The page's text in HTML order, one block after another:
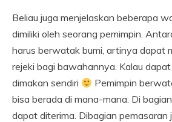
Beliau juga menjelaskan beberapa
dimiliki oleh seorang pemimpin.
harus berwatak bumi, artinya dapat
rejeki bagi bawahannya. Kalau
dimakan sendiri
Pemimpin
bisa berada di mana-mana. Di
dapat diterima. Dibagian pemasaran